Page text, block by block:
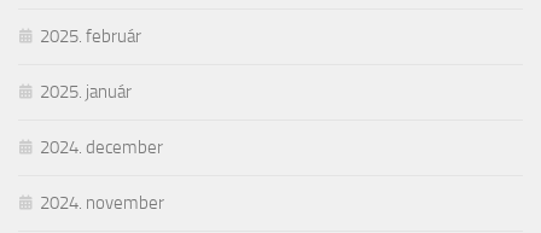
2025. február
2025. január
2024. december
2024. november